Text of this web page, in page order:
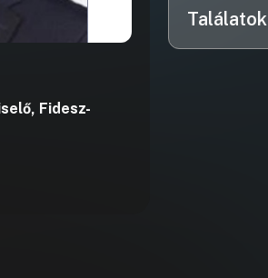
Fidesz-
Találatok